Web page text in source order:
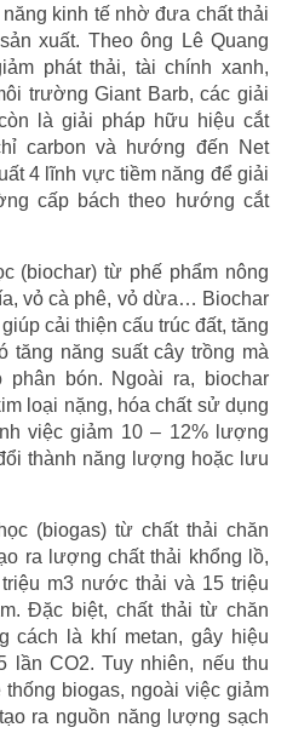
kinh tế nhờ đưa chất thải
xuất. Theo ông Lê Quang
phát thải, tài chính xanh,
trường Giant Barb, các giải
là giải pháp hữu hiệu cắt
carbon và hướng đến Net
4 lĩnh vực tiềm năng để giải
cấp bách theo hướng cắt
(biochar) từ phế phẩm nông
vỏ cà phê, vỏ dừa… Biochar
cải thiện cấu trúc đất, tăng
tăng năng suất cây trồng mà
phân bón. Ngoài ra, biochar
loại nặng, hóa chất sử dụng
việc giảm 10 – 12% lượng
thành năng lượng hoặc lưu
(biogas) từ chất thải chăn
ra lượng chất thải khổng lồ,
m3 nước thải và 15 triệu
Đặc biệt, chất thải từ chăn
cách là khí metan, gây hiệu
lần CO2. Tuy nhiên, nếu thu
biogas, ngoài việc giảm
ra nguồn năng lượng sạch